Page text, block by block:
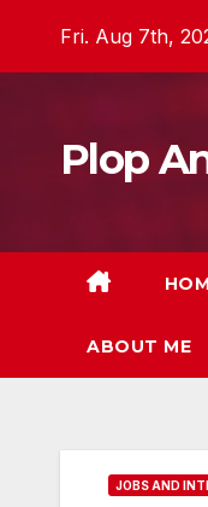
Fri. Aug 7th,
Plop
ABOUT ME
JOBS AND